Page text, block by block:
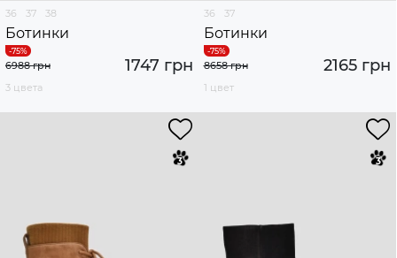
36 37 38
Ботинки
1747 грн
6988 грн
3 цвета
36 37
Ботинки
2165 грн
8658 грн
1 цвет